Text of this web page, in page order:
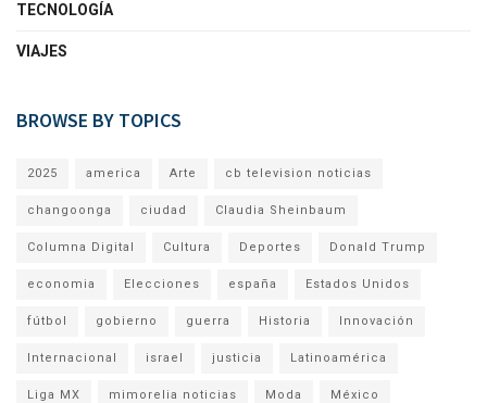
TECNOLOGÍA
VIAJES
BROWSE BY TOPICS
2025 america Arte cb television noticias
changoonga ciudad Claudia Sheinbaum
Columna Digital Cultura Deportes Donald Trump
economia Elecciones españa Estados Unidos
fútbol gobierno guerra Historia Innovación
Internacional israel justicia Latinoamérica
Liga MX mimorelia noticias Moda México